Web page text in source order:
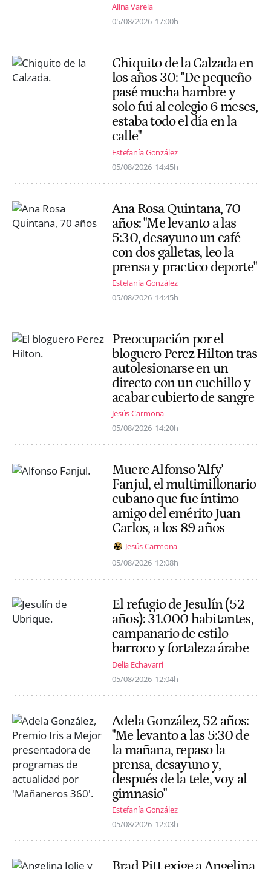
Alina Varela
05/08/2026 17:00h
Chiquito de la Calzada en
los años 30: "De pequeño
pasé mucha hambre y
solo fui al colegio 6 meses,
estaba todo el día en la
calle"
Estefanía González
05/08/2026 14:45h
Ana Rosa Quintana, 70
años: "Me levanto a las
5:30, desayuno un café
con dos galletas, leo la
prensa y practico deporte"
Estefanía González
05/08/2026 14:45h
Preocupación por el
bloguero Perez Hilton tras
autolesionarse en un
directo con un cuchillo y
acabar cubierto de sangre
Jesús Carmona
05/08/2026 14:20h
Muere Alfonso 'Alfy'
Fanjul, el multimillonario
cubano que fue íntimo
amigo del emérito Juan
Carlos, a los 89 años
Jesús Carmona
05/08/2026 12:08h
El refugio de Jesulín (52
años): 31.000 habitantes,
campanario de estilo
barroco y fortaleza árabe
Delia Echavarri
05/08/2026 12:04h
Adela González, 52 años:
"Me levanto a las 5:30 de
la mañana, repaso la
prensa, desayuno y,
después de la tele, voy al
gimnasio"
Estefanía González
05/08/2026 12:03h